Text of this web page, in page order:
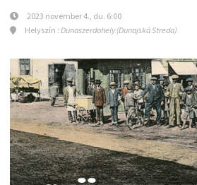
2023 november 4., du. 6:00
Helyszín : Dunaszerdahely (Dunajská Streda)